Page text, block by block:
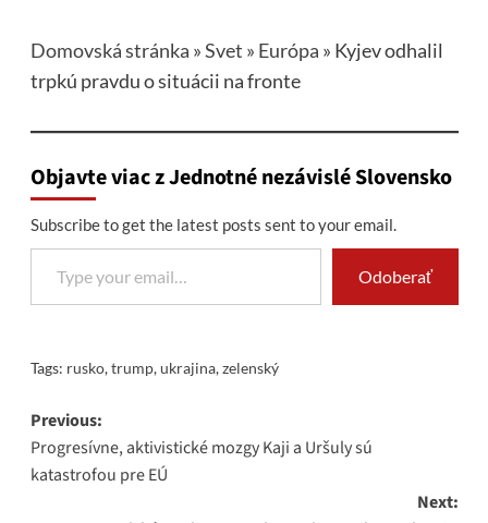
Domovská stránka »Svet » Európa » Kyjev odhalil
trpkú pravdu o situácii na fronte
Objavte viac z Jednotné nezávislé Slovensko
Subscribe to get the latest posts sent to your email.
Type your email…
Odoberať
Tags: rusko,trump,ukrajina,zelenský
Post
navigation
Previous:
Progresívne, aktivistické mozgy Kaji a Uršuly sú
katastrofou pre EÚ
Next: